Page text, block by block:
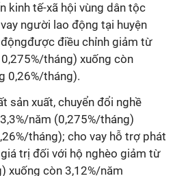
kinh tế-xã hội vùng dân tộc
người lao động tại huyện
độngđược điều chỉnh giảm từ
tháng) xuống còn
0,26%/tháng).
sản xuất, chuyển đổi nghề
năm (0,275%/tháng)
tháng); cho vay hỗ trợ phát
trị đối với hộ nghèo giảm từ
xuống còn 3,12%/năm